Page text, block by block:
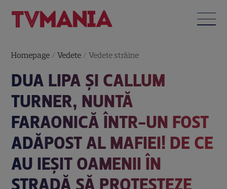
Homepage /Vedete /Vedete străine
DUA LIPA ȘI CALLUM
TURNER, NUNTĂ
FARAONICĂ ÎNTR-UN FOST
ADĂPOST AL MAFIEI! DE CE
AU IEȘIT OAMENII ÎN
STRADĂ SĂ PROTESTEZE